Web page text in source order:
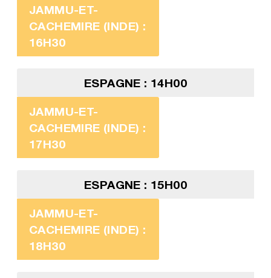
JAMMU-ET-
CACHEMIRE (INDE) :
16H30
ESPAGNE : 14H00
JAMMU-ET-
CACHEMIRE (INDE) :
17H30
ESPAGNE : 15H00
JAMMU-ET-
CACHEMIRE (INDE) :
18H30